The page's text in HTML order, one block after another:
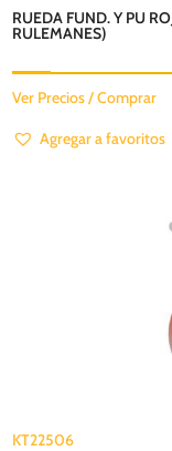
RUEDA FUND. Y PU
RULEMANES)
Ver Precios / Comprar
Agregar a favoritos
KT22506